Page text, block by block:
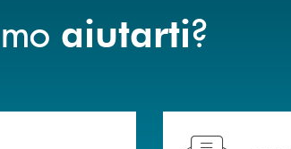
aiutarti?
Hai bisogno di